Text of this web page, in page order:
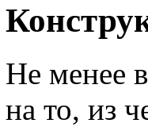
Не менее
на то, из